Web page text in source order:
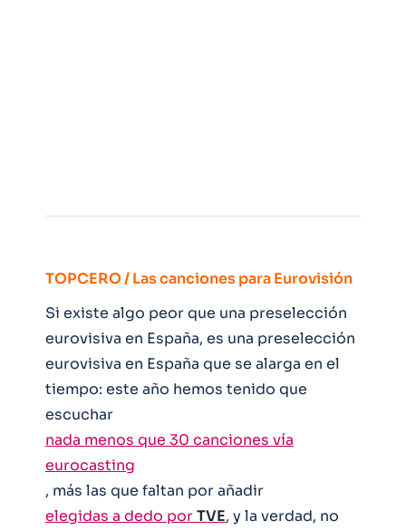
TOPCERO / Las canciones para Eurovisión
Si existe algo peor que una preselección
eurovisiva en España, es una preselección
eurovisiva en España que se alarga en el
tiempo: este año hemos tenido que
escuchar
nada menos que 30 canciones vía
eurocasting
, más las que faltan por añadir
elegidas a dedo porTVE, y la verdad, no